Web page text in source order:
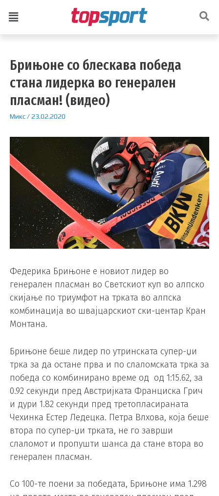
Брињоне со блескава победа
стана лидерка во генерален
пласман! (видео)
Микс/23.02.2020
Федерика Брињоне е новиот лидер во
генерален пласман во Светскиот куп во алпско
скијање по триумфот на трката во алпска
комбинација во швајцарскиот ски-центар Кран
Монтана.
Брињоне беше лидер по утринската супер-џи
трка за да остане прва и по слаломската трка за
победа со комбинирано време од од 1:15.62, за
0.92 секунди пред Австријката Франциска Грич
и дури 1.82 секунди пред третопласираната
Чехинка Естер Ледецка. Петра Влхова, која беше
втора по супер-џи трката, не го заврши
слаломот и пропушти шанса да стане втора во
генерален пласман.
Со 100-те поени за победата, Брињоне има 1.298